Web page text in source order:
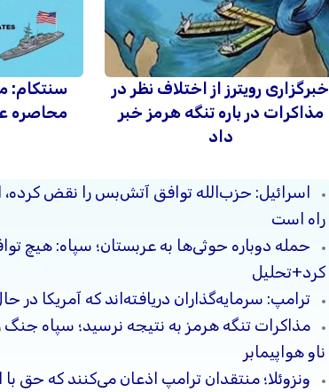
خبرگزاری رویترز از اختلاف نظر در
مذاکرات در باره تنگه هرمز خبر
داد
سنتکام:
محاصره
اسرائیل: حزب‌الله توافق آتش‌بس را نقض کرده،
راه است
حمله دوباره حوثی‌ها به عربستان؛ سپاه: هیچ
کرد+تحلیل
ترامپ: سرمایه‌گذاران دریافته‌اند که آمریکا در
مذاکرات تنگه هرمز به نتیجه نرسید؛ سپاه جنگ
ناو هواپیمابر
ونزوئلا؛ منتقدان ترامپ اذعان می‌کنند که حق